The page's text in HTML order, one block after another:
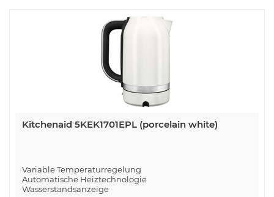
Kitchenaid 5KEK1701EPL (porcelain white)
Variable Temperaturregelung
Automatische Heiztechnologie
Wasserstandsanzeige